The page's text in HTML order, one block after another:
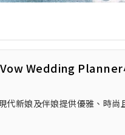
Wedding Planner
新娘及伴娘提供優雅、時尚